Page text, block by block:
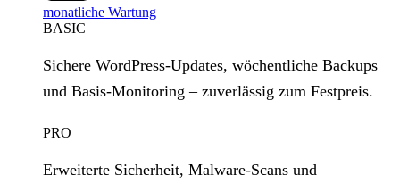
monatliche Wartung
BASIC
Sichere WordPress‑Updates, wöchentliche Backups
und Basis‑Monitoring – zuverlässig zum Festpreis.
PRO
Erweiterte Sicherheit, Malware‑Scans und